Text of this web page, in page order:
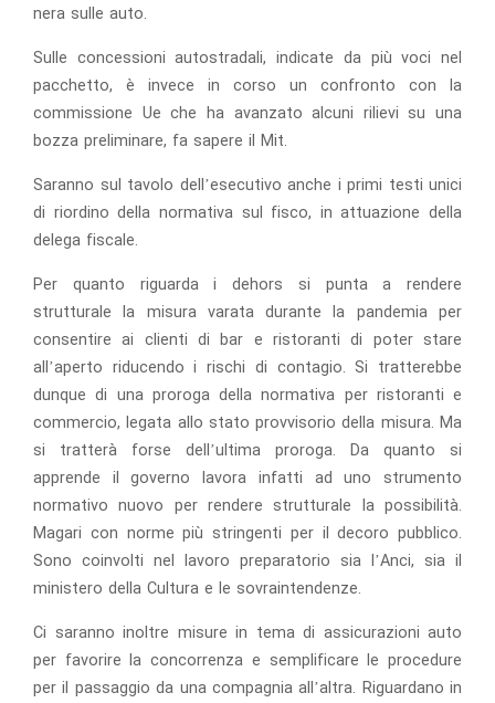
nera sulle auto.
Sulle concessioni autostradali, indicate da più voci nel
pacchetto, è invece in corso un confronto con la
commissione Ue che ha avanzato alcuni rilievi su una
bozza preliminare, fa sapere il Mit.
Saranno sul tavolo dell’esecutivo anche i primi testi unici
di riordino della normativa sul fisco, in attuazione della
delega fiscale.
Per quanto riguarda i dehors si punta a rendere
strutturale la misura varata durante la pandemia per
consentire ai clienti di bar e ristoranti di poter stare
all’aperto riducendo i rischi di contagio. Si tratterebbe
dunque di una proroga della normativa per ristoranti e
commercio, legata allo stato provvisorio della misura. Ma
si tratterà forse dell’ultima proroga. Da quanto si
apprende il governo lavora infatti ad uno strumento
normativo nuovo per rendere strutturale la possibilità.
Magari con norme più stringenti per il decoro pubblico.
Sono coinvolti nel lavoro preparatorio sia l’Anci, sia il
ministero della Cultura e le sovraintendenze.
Ci saranno inoltre misure in tema di assicurazioni auto
per favorire la concorrenza e semplificare le procedure
per il passaggio da una compagnia all’altra. Riguardano in